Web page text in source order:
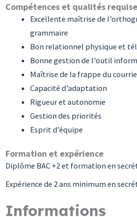
Compétences et qualités
Excellente maîtrise de
grammaire
Bon relationnel physique et
Bonne gestion de l’outil
Maîtrise de la frappe du
Capacité d’adaptation
Rigueur et autonomie
Gestion des priorités
Esprit d’équipe
Formation et expérience
Diplôme BAC +2 et formation en
Expérience de 2 ans minimum en
Informations